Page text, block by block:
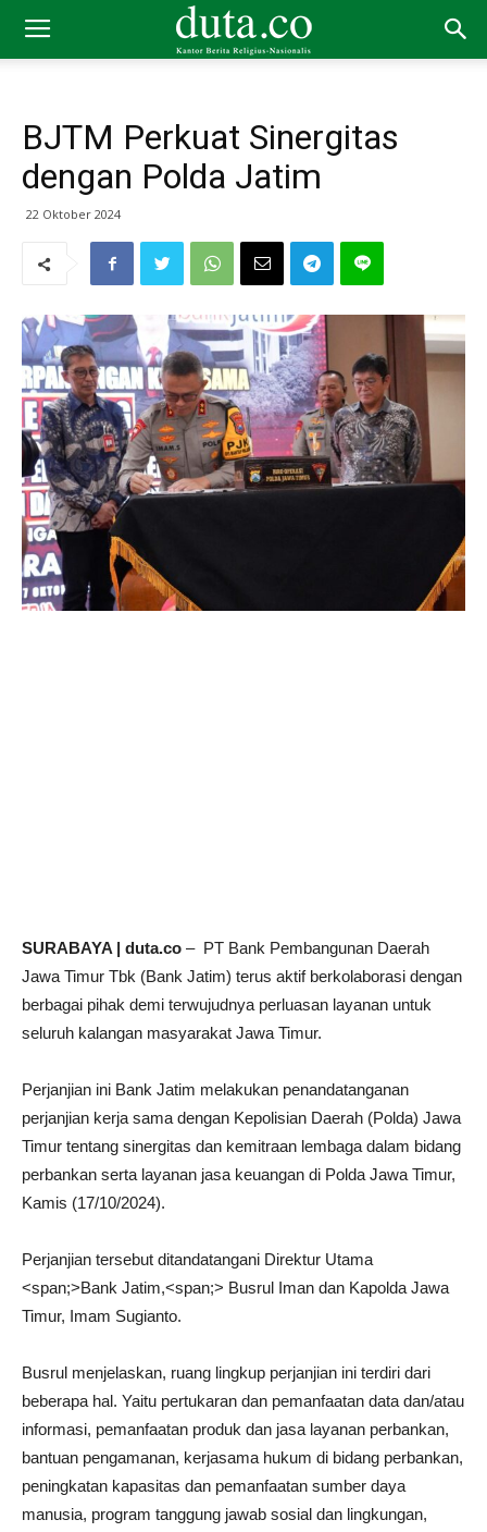
BJTM Perkuat Sinergitas
dengan Polda Jatim
22 Oktober 2024
SURABAYA | duta.co – PT Bank Pembangunan Daerah
Jawa Timur Tbk (Bank Jatim) terus aktif berkolaborasi dengan
berbagai pihak demi terwujudnya perluasan layanan untuk
seluruh kalangan masyarakat Jawa Timur.
Perjanjian ini Bank Jatim melakukan penandatanganan
perjanjian kerja sama dengan Kepolisian Daerah (Polda) Jawa
Timur tentang sinergitas dan kemitraan lembaga dalam bidang
perbankan serta layanan jasa keuangan di Polda Jawa Timur,
Kamis (17/10/2024).
Perjanjian tersebut ditandatangani Direktur Utama
<span;>Bank Jatim,<span;> Busrul Iman dan Kapolda Jawa
Timur, Imam Sugianto.
Busrul menjelaskan, ruang lingkup perjanjian ini terdiri dari
beberapa hal. Yaitu pertukaran dan pemanfaatan data dan/atau
informasi, pemanfaatan produk dan jasa layanan perbankan,
bantuan pengamanan, kerjasama hukum di bidang perbankan,
peningkatan kapasitas dan pemanfaatan sumber daya
manusia, program tanggung jawab sosial dan lingkungan,